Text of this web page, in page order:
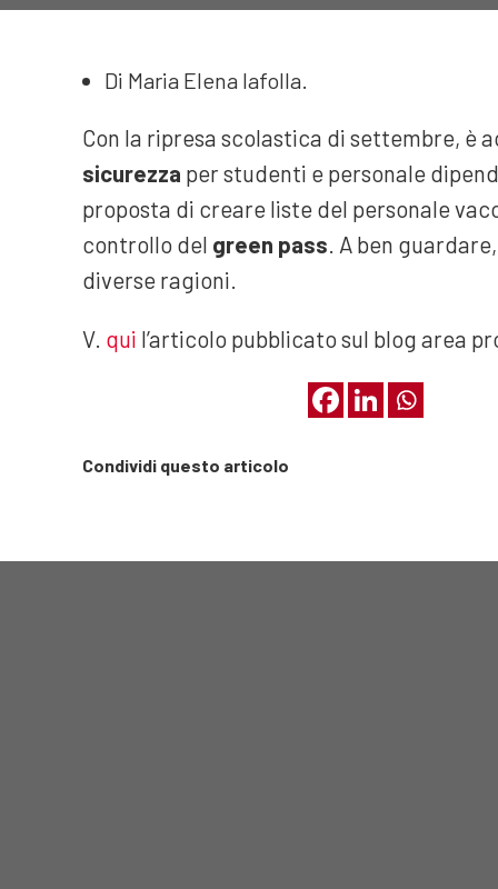
Di Maria Elena Iafolla.
Con la ripresa scolastica di settembre, è
sicurezza per studenti e personale
proposta di creare liste del personale
controllo del green pass . A ben
diverse ragioni.
V. qui l’articolo pubblicato sul blog area
Condividi questo articolo